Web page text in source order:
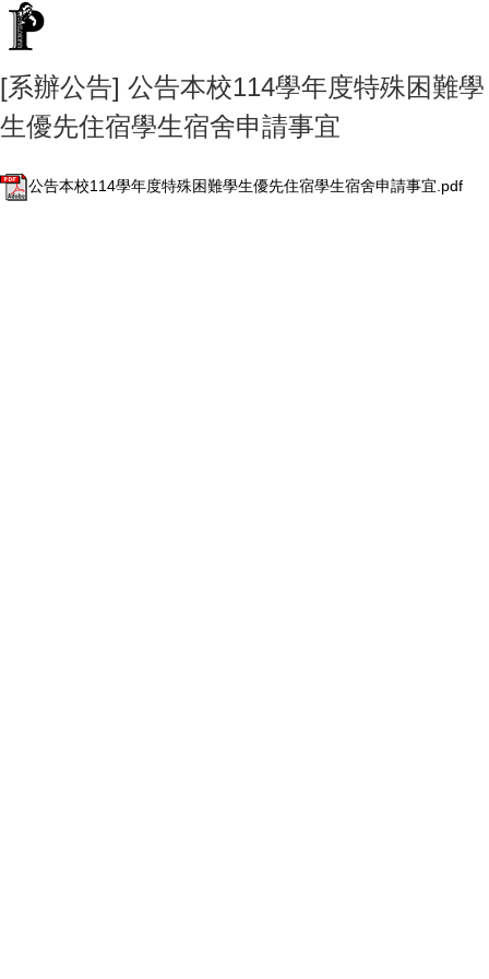
[系辦公告] 公告本校114學年度特殊困難學
生優先住宿學生宿舍申請事宜
公告本校114學年度特殊困難學生優先住宿學生宿舍申請事宜.pdf